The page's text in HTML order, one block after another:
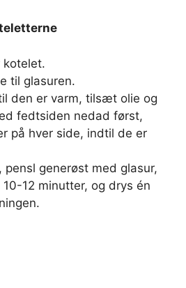
til glasuren.
den er varm, tilsæt olie og
fedtsiden nedad først,
på hver side, indtil de er
generøst med glasur,
12 minutter, og drys én